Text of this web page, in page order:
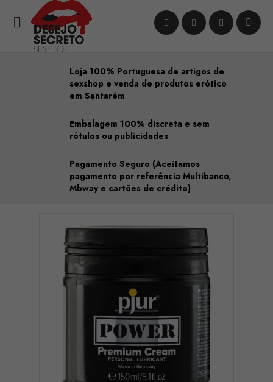

Loja 100% Portuguesa de artigos de
sexshop e venda de produtos erótico
em Santarém
Embalagem 100% discreta e sem
rótulos ou publicidades
Pagamento Seguro (Aceitamos
pagamento por referência Multibanco,
Mbway e cartões de crédito)